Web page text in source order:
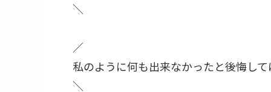
＼⁡
／⁡
私のように何も出来なかったと後悔し
＼⁡